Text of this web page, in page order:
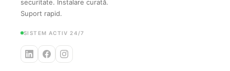
securitate. Instalare curată.
Suport rapid.
SISTEM ACTIV 24/7